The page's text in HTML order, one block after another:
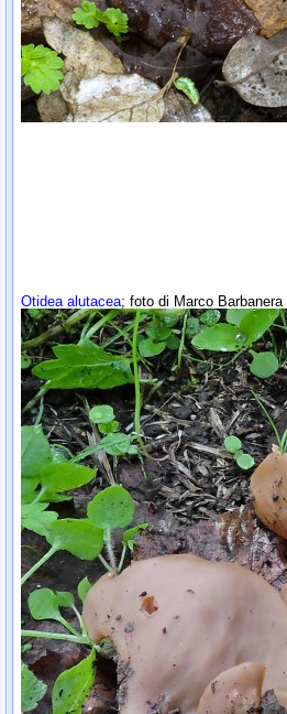
Otidea alutacea; foto di Marco Barbanera